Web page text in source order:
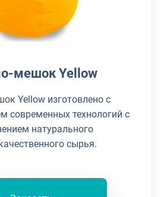
мешок Yellow
Yellow изготовлено с
современных технологий с
натурального
сырья.